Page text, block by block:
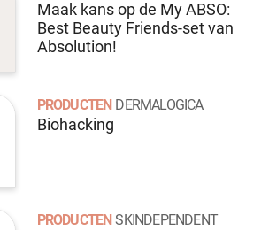
Maak kans op de My ABSO:
Best Beauty Friends-set van
Absolution!
PRODUCTEN DERMALOGICA
Biohacking
PRODUCTEN SKINDEPENDENT